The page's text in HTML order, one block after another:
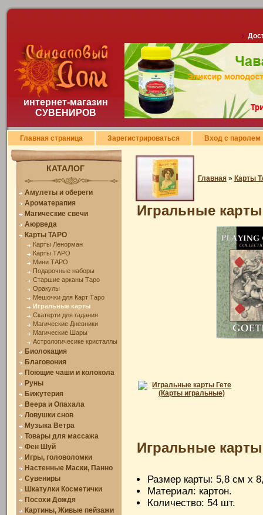
интернет-магазин
СУВЕНИРОВ
Главная страница Зарегистрироваться Вход с паролем
КАТАЛОГ
Амулеты и обереги
Ароматерапия
Магические свечи
Аюрведа
Карты ТАРО
Карты Ленорман
Карты ТАРО
Мини ТАРО
Подарочные наборы
Старшие арканы Таро
Оракулы
Мешочки для Карт Таро
Игральные карты
Скатерти для гадания
Магические Дневники
Магические Шары
Астрологичесике кристаллы
Биолокация
Благовония
Поющие чаши и колокола
Руны
Бижутерия
Веера и Опахала
Ловушки снов
Музыка Ветра
Товары для массажа
Фен Шуй
Игры, головоломки
Настенные Маски, Панно
Сувениры
Шкатулки Косметички
Посохи Дождя
Картины, Живые пейзажи
Главная» Карты
Игральные
Игральные
Размер карты: 5,8 см х
Материал: картон.
Количество: 54 шт.